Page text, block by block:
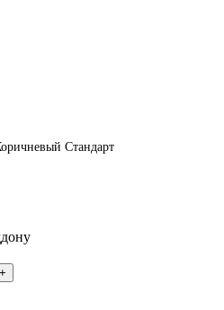
Стандарт
+